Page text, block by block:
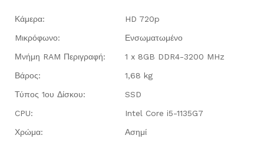
Κάμερα:
HD 720p
Mικρόφωνο:
Ενσωματωμένο
Μνήμη RAM Περιγραφή:
1 x 8GB DDR4-3200 MHz
Βάρος:
1,68 kg
Τύπος 1ου Δίσκου:
SSD
CPU:
Intel Core i5-1135G7
Χρώμα:
Ασημί